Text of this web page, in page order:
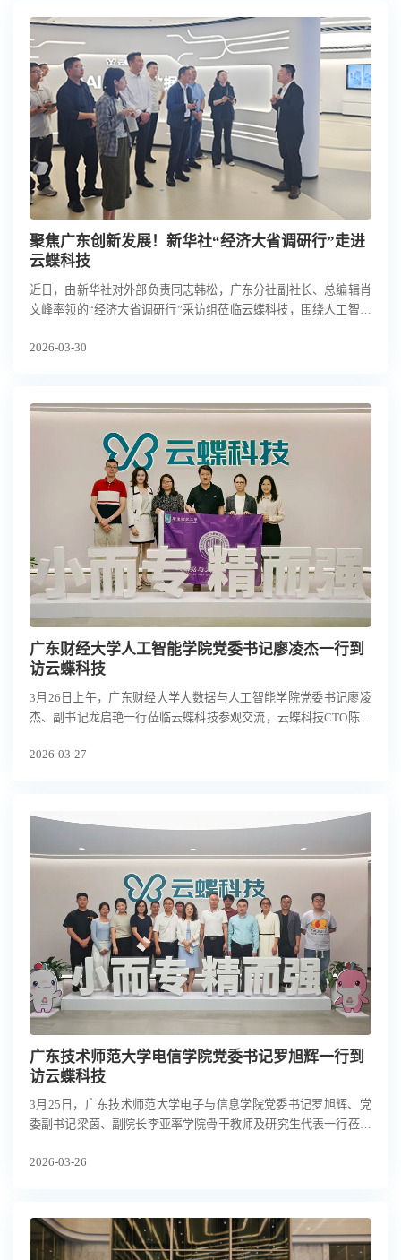
聚焦广东创新发展！新华社“经济大省调研行”走进
云蝶科技
近日，由新华社对外部负责同志韩松，广东分社副社长、总编辑肖
文峰率领的“经济大省调研行”采访组莅临云蝶科技，围绕人工智能
陈伟锋，云蝶科技总裁田雪松博士全程陪同，来自新华社总社、广
2026-03-30
广东财经大学人工智能学院党委书记廖凌杰一行到
访云蝶科技
3月26日上午，广东财经大学大数据与人工智能学院党委书记廖凌
杰、副书记龙启艳一行莅临云蝶科技参观交流，云蝶科技CTO陈天
大模型领域合作等关键议题展开深入研讨，旨在构建产学研用一体
2026-03-27
广东技术师范大学电信学院党委书记罗旭辉一行到
访云蝶科技
3月25日，广东技术师范大学电子与信息学院党委书记罗旭辉、党
委副书记梁茵、副院长李亚率学院骨干教师及研究生代表一行莅临
博士等陪同接待，双方围绕访企拓岗、产学研成果转化、加强具身
2026-03-26